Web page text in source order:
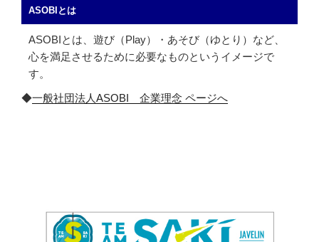
ASOBIとは
ASOBIとは、遊び（Play）・あそび（ゆとり）など、
心を満足させるために必要なものというイメージで
す。
◆一般社団法人ASOBI 企業理念 ページへ